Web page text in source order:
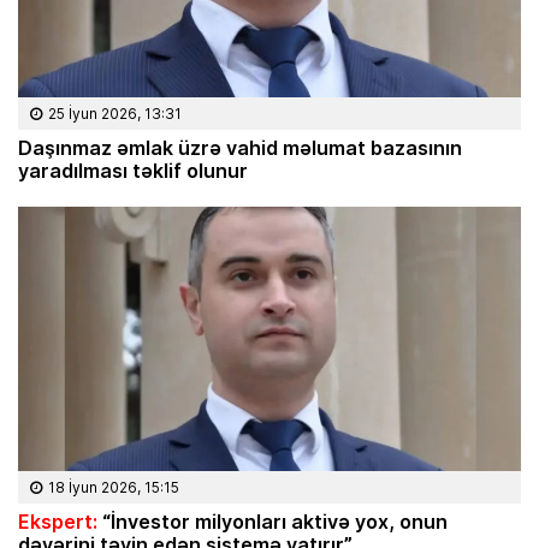
25 İyun 2026, 13:31
Daşınmaz əmlak üzrə vahid məlumat bazasının
yaradılması təklif olunur
18 İyun 2026, 15:15
Ekspert: “İnvestor milyonları aktivə yox, onun